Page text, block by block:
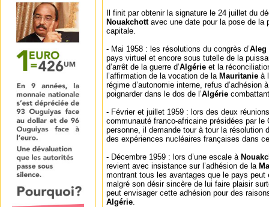
Il finit par obtenir la signature le 24 juillet du
Nouakchott avec une date pour la pose de la
capitale.
- Mai 1958 : les résolutions du congrès d’Aleg
pays virtuel et encore sous tutelle de la
d’arrêt de la guerre d’Algérie et la
l’affirmation de la vocation de la Mauritanie à
régime d’autonomie interne, refus d’adhésion à
poignarder dans le dos de l’Algérie
- Février et juillet 1959 : lors des deux
communauté franco-africaine présidées par le
personne, il demande tour à tour la résolution
des expériences nucléaires françaises dans
- Décembre 1959 : lors d’une escale à
revient avec insistance sur l’adhésion de la
montrant tous les avantages que le pays peut
malgré son désir sincère de lui faire plaisir
peut envisager cette adhésion pour des
Algérie.